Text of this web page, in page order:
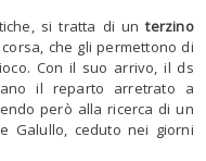
si tratta di unterzino
che gli permettono di
Con il suo arrivo, il ds
il reparto arretrato a
però alla ricerca di un
Galullo, ceduto nei giorni